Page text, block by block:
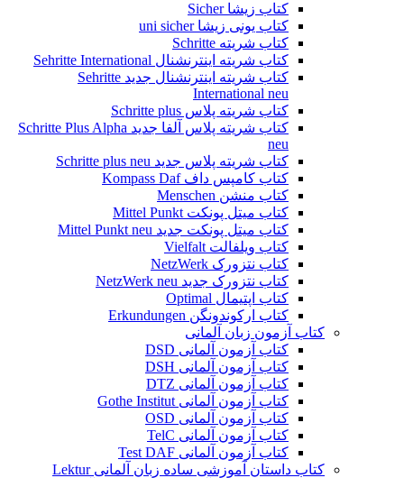
کتاب زیشا Sicher
کتاب یونی زیشا uni sicher
کتاب شریته Schritte
کتاب شریته اینترنشنال Sehritte International
کتاب شریته اینترنشنال جدید Sehritte
International neu
کتاب شریته پلاس Schritte plus
کتاب شریته پلاس آلفا جدید Schritte Plus Alpha
neu
کتاب شریته پلاس جدید Schritte plus neu
کتاب کامپس داف Kompass Daf
کتاب منشن Menschen
کتاب میتل پونکت Mittel Punkt
کتاب میتل پونکت جدید Mittel Punkt neu
کتاب ویلفالت Vielfalt
کتاب نتزورک NetzWerk
کتاب نتزورک جدید NetzWerk neu
کتاب اپتیمال Optimal
کتاب ارکوندونگن Erkundungen
کتاب آزمون زبان آلمانی
کتاب آزمون آلمانی DSD
کتاب آزمون آلمانی DSH
کتاب آزمون آلمانی DTZ
کتاب آزمون آلمانی Gothe Institut
کتاب آزمون آلمانی OSD
کتاب آزمون آلمانی TelC
کتاب آزمون آلمانی Test DAF
کتاب داستان آموزشی ساده زبان آلمانی Lektur